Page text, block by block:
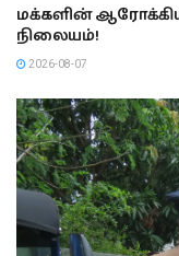
மக்களின்
நிலையம்!
2026-08-07